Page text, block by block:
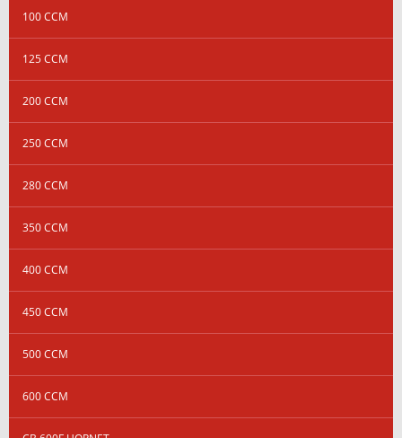
100 CCM
125 CCM
200 CCM
250 CCM
280 CCM
350 CCM
400 CCM
450 CCM
500 CCM
600 CCM